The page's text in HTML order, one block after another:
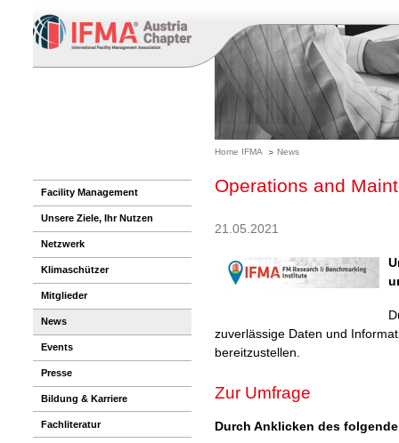
Home IFMA News
Facility Management
Unsere Ziele, Ihr Nutzen
Netzwerk
Klimaschützer
Mitglieder
News
Events
Presse
Bildung & Karriere
Fachliteratur
Operations and
21.05.2021
zuverlässige Daten und
bereitzustellen.
Zur Umfrage
Durch Anklicken des